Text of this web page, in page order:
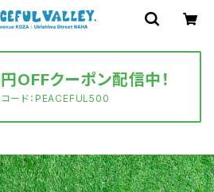
OFFクーポン配信中！
ード：PEACEFUL500